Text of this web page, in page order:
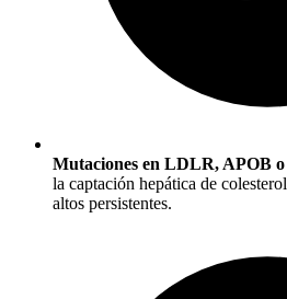
Mutaciones en LDLR, APOB
la captación hepática de
altos persistentes.